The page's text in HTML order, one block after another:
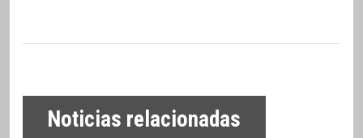
Noticias relacionadas